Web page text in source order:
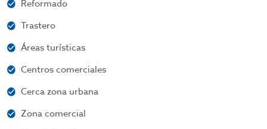
Reformado
Trastero
Áreas turísticas
Centros comerciales
Cerca zona urbana
Zona comercial